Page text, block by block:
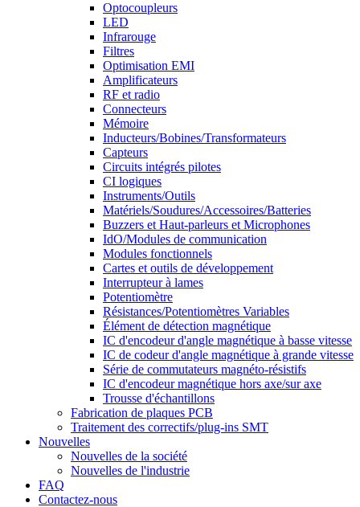
Optocoupleurs
LED
Infrarouge
Filtres
Optimisation EMI
Amplificateurs
RF et radio
Connecteurs
Mémoire
Inducteurs/Bobines/Transformateurs
Capteurs
Circuits intégrés pilotes
CI logiques
Instruments/Outils
Matériels/Soudures/Accessoires/Batteries
Buzzers et Haut-parleurs et Microphones
IdO/Modules de communication
Modules fonctionnels
Cartes et outils de développement
Interrupteur à lames
Potentiomètre
Résistances/Potentiomètres Variables
Élément de détection magnétique
IC d'encodeur d'angle magnétique à basse vitesse
IC de codeur d'angle magnétique à grande vitesse
Série de commutateurs magnéto-résistifs
IC d'encodeur magnétique hors axe/sur axe
Trousse d'échantillons
Fabrication de plaques PCB
Traitement des correctifs/plug-ins SMT
Nouvelles
Nouvelles de la société
Nouvelles de l'industrie
FAQ
Contactez-nous